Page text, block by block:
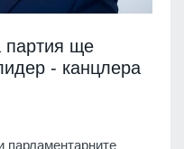
партия ще
- канцлера
парламентарните